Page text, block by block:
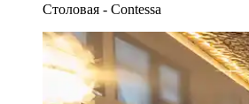
Столовая - Contessa